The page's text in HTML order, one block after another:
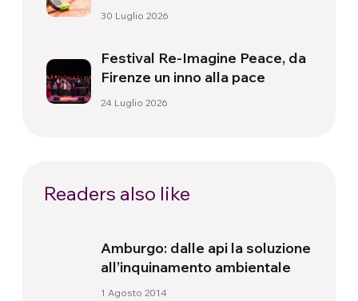
30 Luglio 2026
Festival Re-Imagine Peace, da
Firenze un inno alla pace
24 Luglio 2026
Readers also like
Amburgo: dalle api la soluzione
all’inquinamento ambientale
1 Agosto 2014